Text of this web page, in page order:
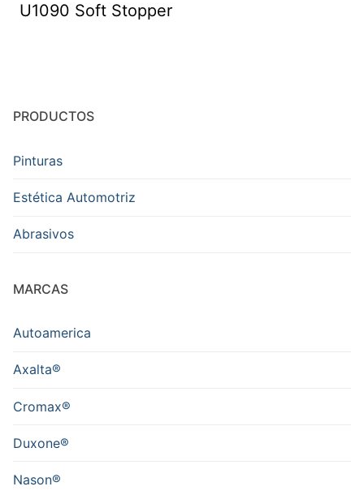
U1090 Soft Stopper
PRODUCTOS
Pinturas
Estética Automotriz
Abrasivos
MARCAS
Autoamerica
Axalta®
Cromax®
Duxone®
Nason®